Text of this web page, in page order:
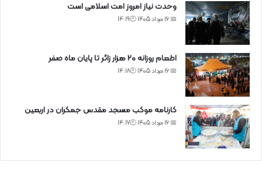
وحدت نیاز امروز امت اسلامی است
📅 16 مرداد 1405 🕙14:19
اطعام روزانه ۲۰ هزار زائر تا پایان ماه صفر
📅 16 مرداد 1405 🕙14:18
کارنامه موکب مسجد مقدس جمکران در اربعین
📅 16 مرداد 1405 🕙14:17